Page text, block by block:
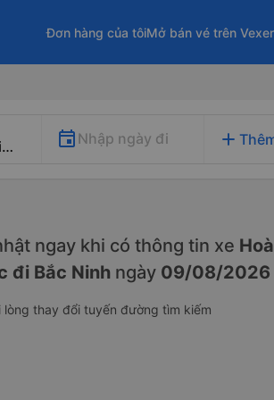
Đơn hàng của tôiMở bán vé trên
Nhập ngày đi add
ngay khi có thông tin xe
đi Bắc Ninh ngày 09/08/2026
lòng thay đổi tuyến đường tìm kiếm